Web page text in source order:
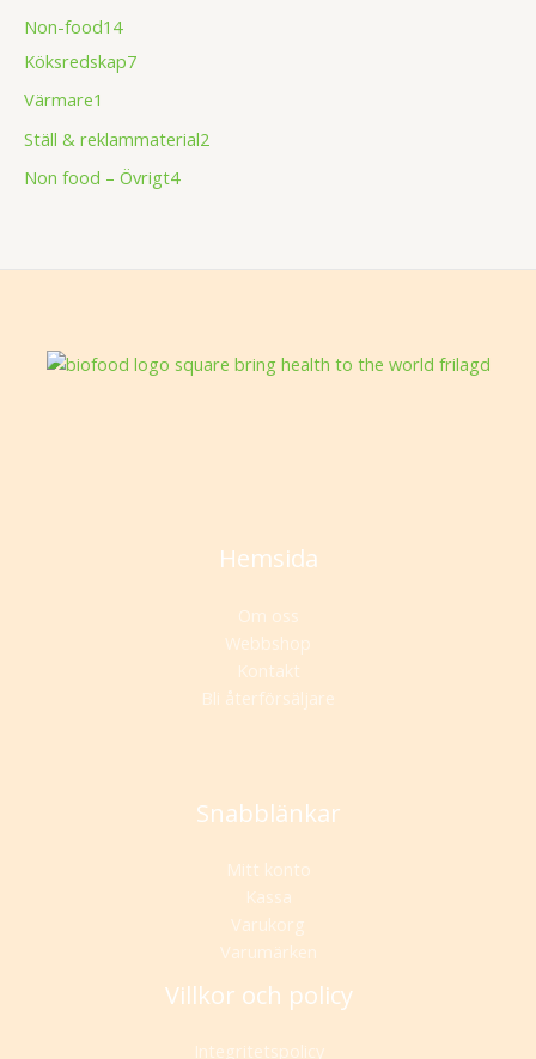
Non-food14
Köksredskap7
Värmare1
Ställ & reklammaterial2
Non food – Övrigt4
Hemsida
Om oss
Webbshop
Kontakt
Bli återförsäljare
Snabblänkar
Mitt konto
Kassa
Varukorg
Varumärken
Villkor och policy
Integritetspolicy